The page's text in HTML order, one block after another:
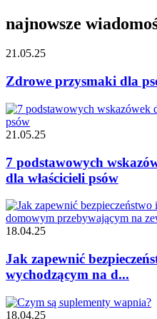
najnowsze
21.05.25
Zdrowe przysmaki dla
21.05.25
7 podstawowych
dla właścicieli psów
18.04.25
Jak zapewnić
wychodzącym na d...
18.04.25